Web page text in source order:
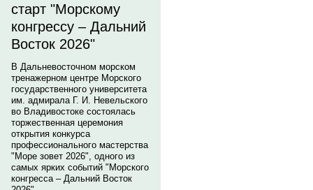
старт "Морскому
конгрессу – Дальний
Восток 2026"
В Дальневосточном морском
тренажерном центре Морского
государственного университета
им. адмирала Г. И. Невельского
во Владивостоке состоялась
торжественная церемония
открытия конкурса
профессионального мастерства
"Море зовет 2026", одного из
самых ярких событий "Морского
конгресса – Дальний Восток